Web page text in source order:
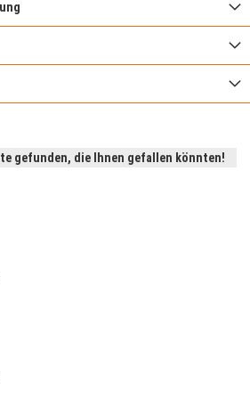
gefunden, die Ihnen gefallen könnten!